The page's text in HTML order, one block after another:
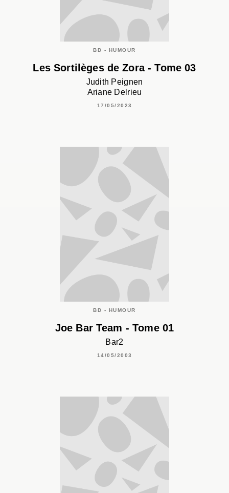
BD - HUMOUR
Les Sortilèges de Zora - Tome 03
Judith Peignen
Ariane Delrieu
17/05/2023
BD - HUMOUR
Joe Bar Team - Tome 01
Bar2
14/05/2003